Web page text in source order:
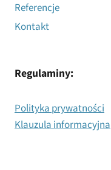
Referencje
Kontakt
Regulaminy:
Polityka prywatności
Klauzula informacyjna